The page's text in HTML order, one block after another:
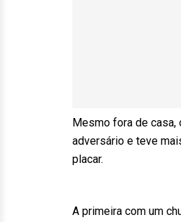
Mesmo fora de casa,
adversário e teve
placar.
A primeira com um